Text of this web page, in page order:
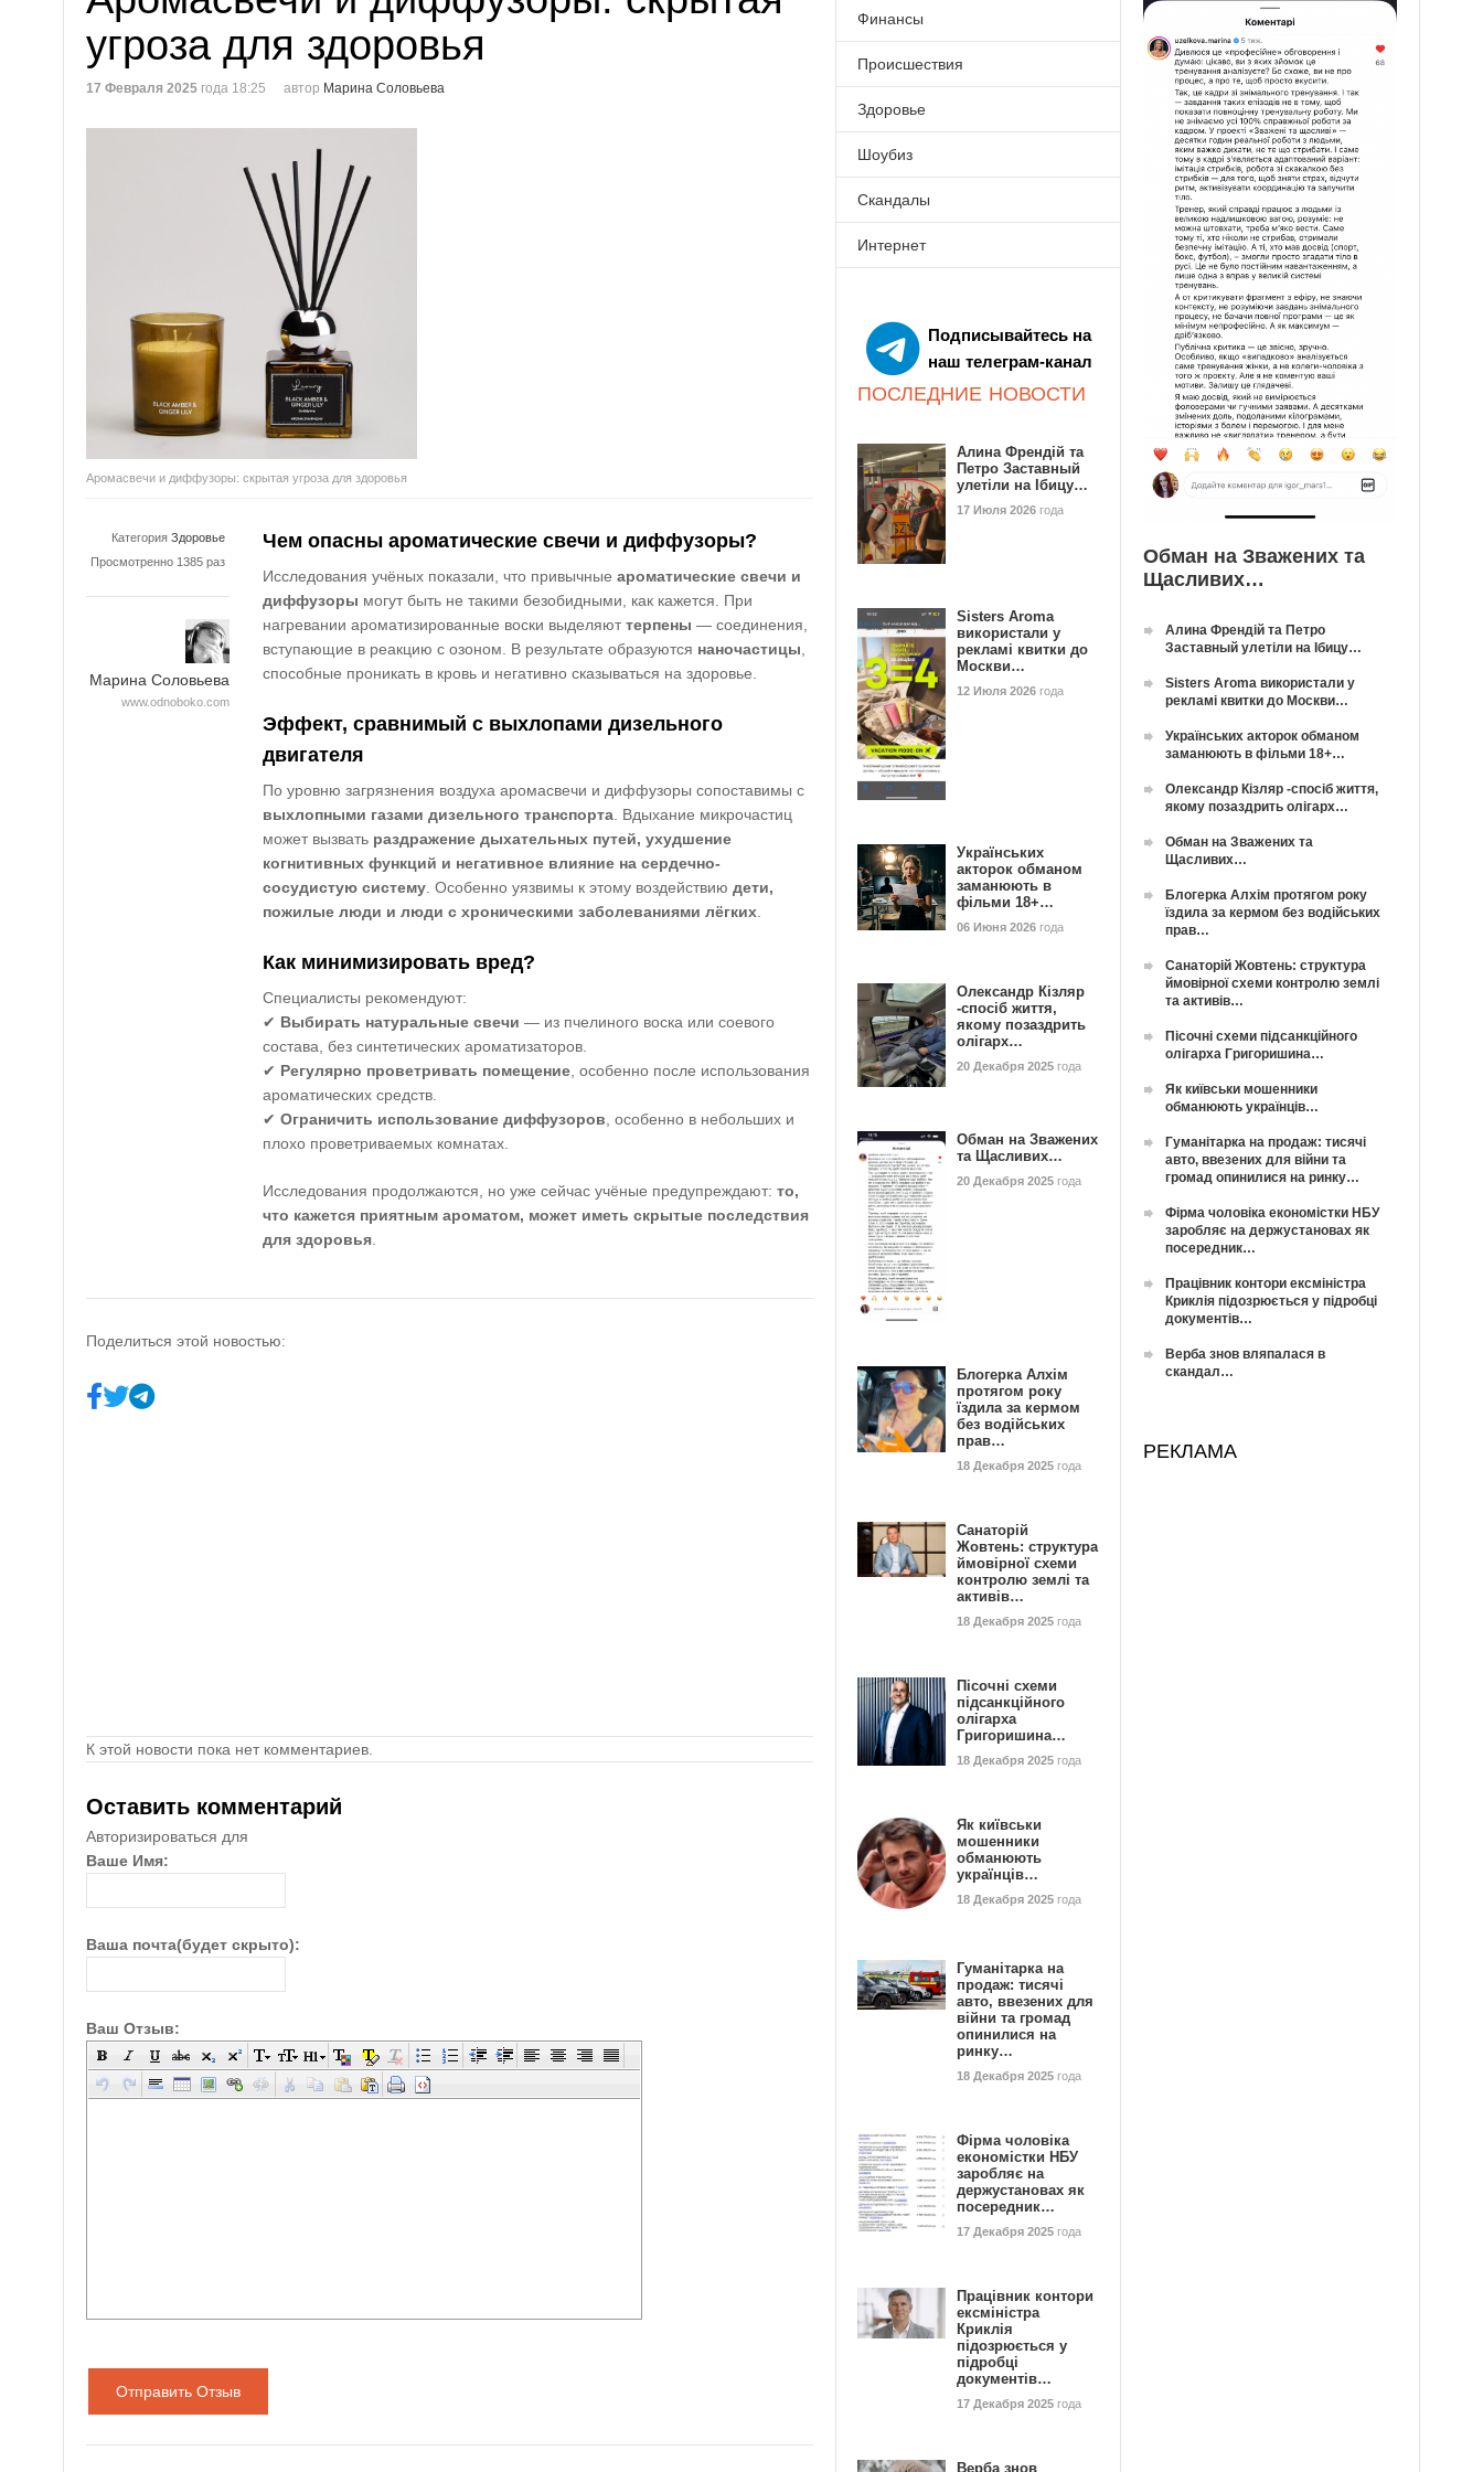
угроза для здоровья
17 Февраля 2025 года 18:25 автор Марина Соловьева
Аромасвечи и диффузоры: скрытая угроза для здоровья
Категория Здоровье
Просмотренно 1385 раз
Марина Соловьева
www.odnoboko.com
Чем опасны ароматические свечи и диффузоры?
Исследования учёных показали, что привычные ароматические свечи и
диффузоры могут быть не такими безобидными, как кажется. При
нагревании ароматизированные воски выделяюттерпены — соединения,
вступающие в реакцию с озоном. В результате образуются наночастицы
способные проникать в кровь и негативно сказываться на здоровье.
Эффект, сравнимый с выхлопами дизельного
двигателя
По уровню загрязнения воздуха аромасвечи и диффузоры сопоставимы с
выхлопными газами дизельного транспорта . Вдыхание микрочастиц
может вызвать раздражение дыхательных путей, ухудшение
когнитивных функций и негативное влияние на сердечно-
сосудистую систему . Особенно уязвимы к этому воздействию дети,
пожилые люди и люди с хроническими заболеваниями лёгких
Как минимизировать вред?
Специалисты рекомендуют:
✔ Выбирать натуральные свечи — из пчелиного воска или соевого
состава, без синтетических ароматизаторов.
✔ Регулярно проветривать помещение , особенно после использования
ароматических средств.
✔ Ограничить использование диффузоров , особенно в небольших и
плохо проветриваемых комнатах.
Исследования продолжаются, но уже сейчас учёные предупреждают: то,
что кажется приятным ароматом, может иметь скрытые последствия
для здоровья
Поделиться этой новостью:
К этой новости пока нет комментариев.
Оставить комментарий
Авторизироваться для
Ваше Имя:
Ваша почта(будет скрыто):
Ваш Отзыв:
Отправить Отзыв
Финансы
Происшествия
Здоровье
Шоубиз
Скандалы
Интернет
Подписывайтесь на
наш телеграм-канал
ПОСЛЕДНИЕ НОВОСТИ
Алина Френдій та
Петро Заставный
улетіли на Ібицу…
17 Июля 2026 года
Sisters Aroma
використали у
рекламі квитки до
Москви…
12 Июля 2026 года
Українських
акторок обманом
заманюють в
фільми 18+…
06 Июня 2026 года
Олександр Кізляр
-спосіб життя,
якому позаздрить
олігарх…
20 Декабря 2025 года
Обман на Зважених
та Щасливих…
20 Декабря 2025 года
Блогерка Алхім
протягом року
їздила за кермом
без водійських
прав…
18 Декабря 2025 года
Санаторій
Жовтень: структура
ймовірної схеми
контролю землі та
активів…
18 Декабря 2025 года
Пісочні схеми
підсанкційного
олігарха
Григоришина…
18 Декабря 2025 года
Як київськи
мошенники
обманюють
українців…
18 Декабря 2025 года
Гуманітарка на
продаж: тисячі
авто, ввезених для
війни та громад
опинилися на
ринку…
18 Декабря 2025 года
Фірма чоловіка
економістки НБУ
заробляє на
держустановах як
посередник…
17 Декабря 2025 года
Працівник контори
ексміністра
Криклія
підозрюється у
підробці
документів…
17 Декабря 2025 года
Верба знов
Обман на Зважених та
Щасливих…
Алина Френдій та Петро
Заставный улетіли на Ібицу…
Sisters Aroma використали у
рекламі квитки до Москви…
Українських акторок обманом
заманюють в фільми 18+…
Олександр Кізляр -спосіб життя,
якому позаздрить олігарх…
Обман на Зважених та
Щасливих…
Блогерка Алхім протягом року
їздила за кермом без водійських
прав…
Санаторій Жовтень: структура
ймовірної схеми контролю землі
та активів…
Пісочні схеми підсанкційного
олігарха Григоришина…
Як київськи мошенники
обманюють українців…
Гуманітарка на продаж: тисячі
авто, ввезених для війни та
громад опинилися на ринку…
Фірма чоловіка економістки НБУ
заробляє на держустановах як
посередник…
Працівник контори ексміністра
Криклія підозрюється у підробці
документів…
Верба знов вляпалася в
скандал…
РЕКЛАМА